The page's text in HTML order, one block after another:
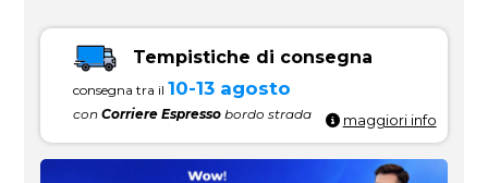
Tempistiche di consegna
consegna tra il 10-13 agosto
conCorriere Espresso bordo strada maggiori info